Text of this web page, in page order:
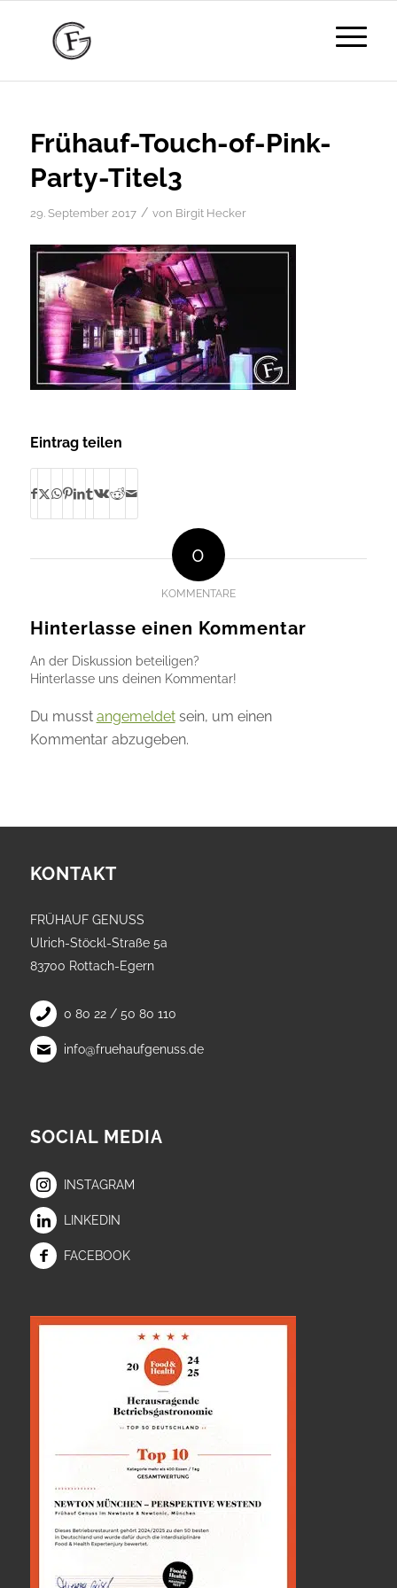
Frühauf-Touch-of-Pink-
Party-Titel3
29. September 2017 / von Birgit Hecker
Eintrag teilen
0
KOMMENTARE
Hinterlasse einen Kommentar
An der Diskussion beteiligen?
Hinterlasse uns deinen Kommentar!
Du musst angemeldetsein, um einen
Kommentar abzugeben.
KONTAKT
FRÜHAUF GENUSS
Ulrich-Stöckl-Straße 5a
83700 Rottach-Egern
0 80 22 / 50 80 110
info@fruehaufgenuss.de
SOCIAL MEDIA
INSTAGRAM
LINKEDIN
FACEBOOK